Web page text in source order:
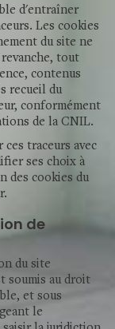
d'entraîner
Les cookies
du site ne
tout
contenus
recueil du
conformément
de la CNIL.
traceurs avec
ses choix à
des cookies du
de
du site
soumis au droit
et sous
le